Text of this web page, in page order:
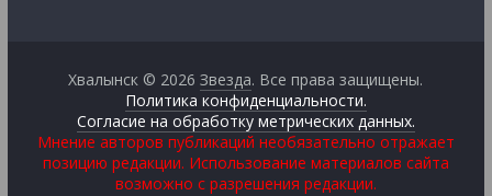
Хвалынск © 2026Звезда. Все права защищены.
Политика конфиденциальности.
Согласие на обработку метрических данных.
Мнение авторов публикаций необязательно отражает
позицию редакции. Использование материалов сайта
возможно с разрешения редакции.